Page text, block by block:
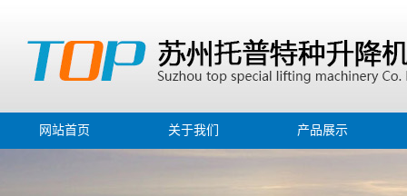
网站首页 关于我们 产品展示